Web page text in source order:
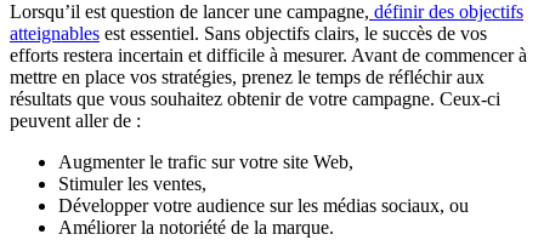
Lorsqu’il est question de lancer une campagne, définir des objectifs
atteignables est essentiel. Sans objectifs clairs, le succès de vos
efforts restera incertain et difficile à mesurer. Avant de commencer à
mettre en place vos stratégies, prenez le temps de réfléchir aux
résultats que vous souhaitez obtenir de votre campagne. Ceux-ci
peuvent aller de :
Augmenter le trafic sur votre site Web,
Stimuler les ventes,
Développer votre audience sur les médias sociaux, ou
Améliorer la notoriété de la marque.